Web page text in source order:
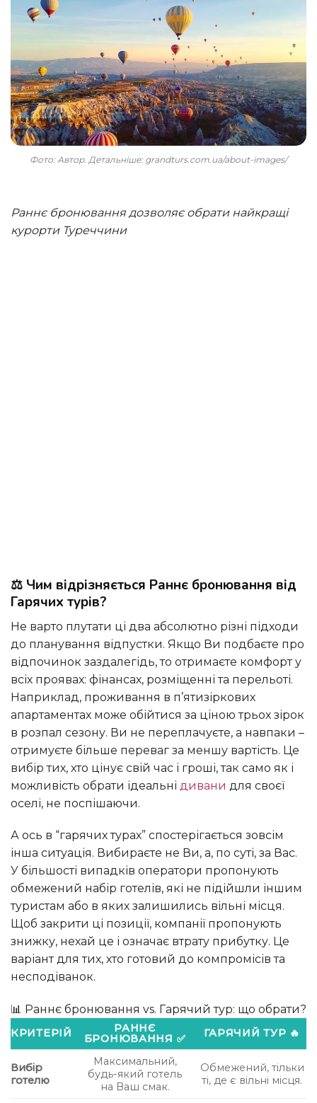
Фото: Автор. Детальніше: grandturs.com.ua/about-images/
Раннє бронювання дозволяє обрати найкращі
курорти Туреччини
⚖️ Чим відрізняється Раннє бронювання від
Гарячих турів?
Не варто плутати ці два абсолютно різні підходи
до планування відпустки. Якщо Ви подбаєте про
відпочинок заздалегідь, то отримаєте комфорт у
всіх проявах: фінансах, розміщенні та перельоті.
Наприклад, проживання в п’ятизіркових
апартаментах може обійтися за ціною трьох зірок
в розпал сезону. Ви не переплачуєте, а навпаки –
отримуєте більше переваг за меншу вартість. Це
вибір тих, хто цінує свій час і гроші, так само як і
можливість обрати ідеальні дивани для своєї
оселі, не поспішаючи.
А ось в “гарячих турах” спостерігається зовсім
інша ситуація. Вибираєте не Ви, а, по суті, за Вас.
У більшості випадків оператори пропонують
обмежений набір готелів, які не підійшли іншим
туристам або в яких залишились вільні місця.
Щоб закрити ці позиції, компанії пропонують
знижку, нехай це і означає втрату прибутку. Це
варіант для тих, хто готовий до компромісів та
несподіванок.
📊 Раннє бронювання vs. Гарячий тур: що обрати?
КРИТЕРІЙ
РАННЄ
БРОНЮВАННЯ ✅
ГАРЯЧИЙ ТУР 🔥
Вибір
готелю
Максимальний,
будь-який готель
на Ваш смак.
Обмежений, тільки
ті, де є вільні місця.